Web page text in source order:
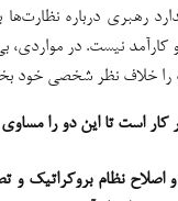
رهبری درباره
کارآمد نیست. در مواردی،
خلاف نظر شخصی خود
کار است تا این دو را
و اصلاح نظام بروکراتیک و